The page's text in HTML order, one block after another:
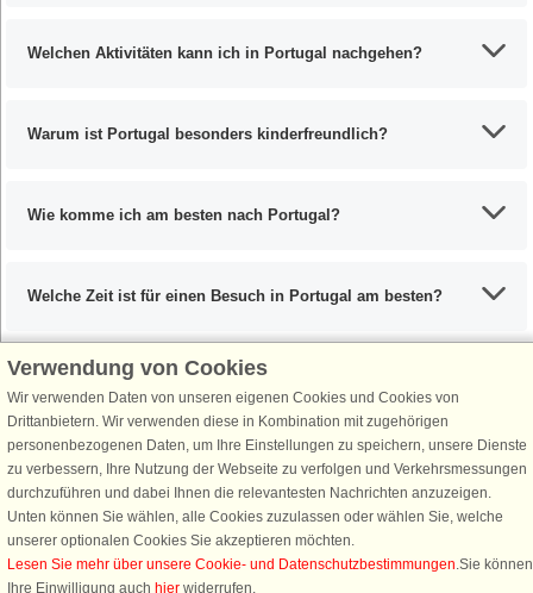
Welchen Aktivitäten kann ich in Portugal nachgehen?
Warum ist Portugal besonders kinderfreundlich?
Wie komme ich am besten nach Portugal?
Welche Zeit ist für einen Besuch in Portugal am besten?
Schließen Sie sich 100.000 Ferienhaus-Fans an
Erhalten Sie einen Willkommensgutschein von 25 €für Ihren nächsten
Ferienhausurlaub - melden Sie sich einfach für den DanCenter Newsletter
an. Verpassen Sie nie wieder exklusive Angebote, Gewinnspiele und
Urlaubstipps!
Verwendung von Cookies
Wir verwenden Daten von unseren eigenen Cookies und Cookies von
Drittanbietern. Wir verwenden diese in Kombination mit zugehörigen
personenbezogenen Daten, um Ihre Einstellungen zu speichern, unsere Dienste
zu verbessern, Ihre Nutzung der Webseite zu verfolgen und Verkehrsmessungen
durchzuführen und dabei Ihnen die relevantesten Nachrichten anzuzeigen.
Unten können Sie wählen, alle Cookies zuzulassen oder wählen Sie, welche
unserer optionalen Cookies Sie akzeptieren möchten.
Lesen Sie mehr über unsere Cookie- und Datenschutzbestimmungen.Sie können
Ihre Einwilligung auch hier widerrufen.